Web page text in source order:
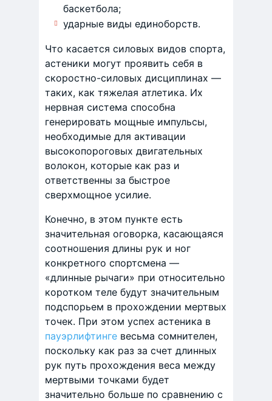
баскетбола;
ударные виды единоборств.
Что касается силовых видов спорта,
астеники могут проявить себя в
скоростно-силовых дисциплинах —
таких, как тяжелая атлетика. Их
нервная система способна
генерировать мощные импульсы,
необходимые для активации
высокопороговых двигательных
волокон, которые как раз и
ответственны за быстрое
сверхмощное усилие.
Конечно, в этом пункте есть
значительная оговорка, касающаяся
соотношения длины рук и ног
конкретного спортсмена —
«длинные рычаги» при относительно
коротком теле будут значительным
подспорьем в прохождении мертвых
точек. При этом успех астеника в
пауэрлифтинге весьма сомнителен,
поскольку как раз за счет длинных
рук путь прохождения веса между
мертвыми точками будет
значительно больше по сравнению с